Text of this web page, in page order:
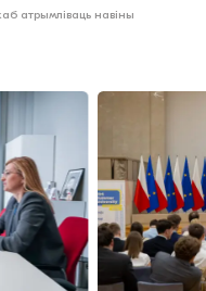
атрымліваць навіны